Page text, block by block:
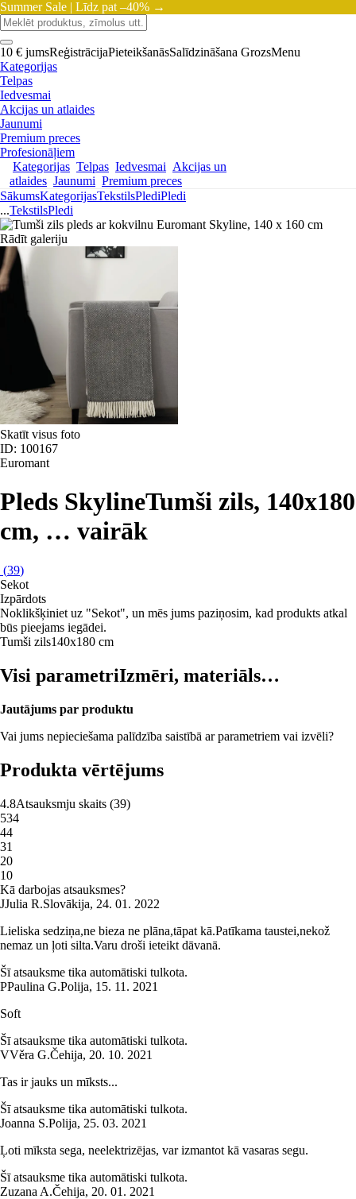
Summer Sale | Līdz pat –40% →
10 € jumsReģistrācijaPieteikšanāsSalīdzināšana GrozsMenu
Kategorijas
Telpas
Iedvesmai
Akcijas un atlaides
Jaunumi
Premium preces
Profesionāļiem
Kategorijas Telpas Iedvesmai Akcijas un
atlaides Jaunumi Premium preces
SākumsKategorijasTekstilsPlediPledi
...TekstilsPledi
Rādīt galeriju
Skatīt visus foto
ID: 100167
Euromant
Pleds SkylineTumši zils, 140x180
cm, … vairāk
(39)
Sekot
Izpārdots
Noklikšķiniet uz "Sekot", un mēs jums paziņosim, kad produkts atkal
būs pieejams iegādei.
Tumši zils140x180 cm
Visi parametriIzmēri, materiāls…
Jautājums par produktu
Vai jums nepieciešama palīdzība saistībā ar parametriem vai izvēli?
Produkta vērtējums
4.8Atsauksmju skaits (39)
534
44
31
20
10
Kā darbojas atsauksmes?
JJulia R.Slovākija, 24. 01. 2022
Lieliska sedziņa,ne bieza ne plāna,tāpat kā.Patīkama taustei,nekož
nemaz un ļoti silta.Varu droši ieteikt dāvanā.
Šī atsauksme tika automātiski tulkota.
PPaulina G.Polija, 15. 11. 2021
Soft
Šī atsauksme tika automātiski tulkota.
VVěra G.Čehija, 20. 10. 2021
Tas ir jauks un mīksts...
Šī atsauksme tika automātiski tulkota.
Joanna S.Polija, 25. 03. 2021
Ļoti mīksta sega, neelektrizējas, var izmantot kā vasaras segu.
Šī atsauksme tika automātiski tulkota.
Zuzana A.Čehija, 20. 01. 2021